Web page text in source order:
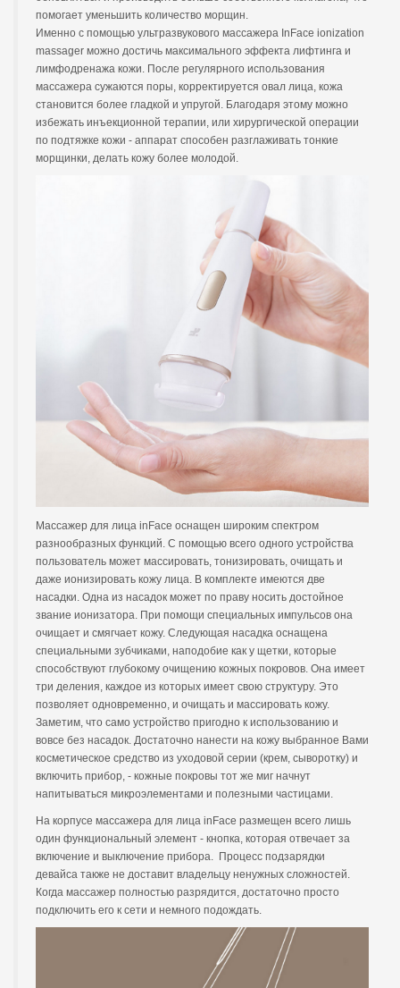
помогает уменьшить количество морщин.
Именно с помощью ультразвукового массажера InFace ionization
massager можно достичь максимального эффекта лифтинга и
лимфодренажа кожи. После регулярного использования
массажера сужаются поры, корректируется овал лица, кожа
становится более гладкой и упругой. Благодаря этому можно
избежать инъекционной терапии, или хирургической операции
по подтяжке кожи - аппарат способен разглаживать тонкие
морщинки, делать кожу более молодой.
Массажер для лица inFace оснащен широким спектром
разнообразных функций. С помощью всего одного устройства
пользователь может массировать, тонизировать, очищать и
даже ионизировать кожу лица. В комплекте имеются две
насадки. Одна из насадок может по праву носить достойное
звание ионизатора. При помощи специальных импульсов она
очищает и смягчает кожу. Следующая насадка оснащена
специальными зубчиками, наподобие как у щетки, которые
способствуют глубокому очищению кожных покровов. Она имеет
три деления, каждое из которых имеет свою структуру. Это
позволяет одновременно, и очищать и массировать кожу.
Заметим, что само устройство пригодно к использованию и
вовсе без насадок. Достаточно нанести на кожу выбранное Вами
косметическое средство из уходовой серии (крем, сыворотку) и
включить прибор, - кожные покровы тот же миг начнут
напитываться микроэлементами и полезными частицами.
На корпусе массажера для лица inFace размещен всего лишь
один функциональный элемент - кнопка, которая отвечает за
включение и выключение прибора. Процесс подзарядки
девайса также не доставит владельцу ненужных сложностей.
Когда массажер полностью разрядится, достаточно просто
подключить его к сети и немного подождать.